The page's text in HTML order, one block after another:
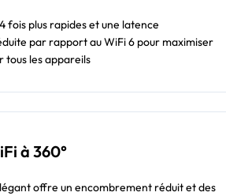
fois plus rapides et une latence
par rapport au WiFi 6 pour maximiser
tous les appareils
à 360°
offre un encombrement réduit et des